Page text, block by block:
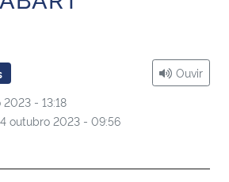
- 13:18
outubro 2023 - 09:56
Ouvir